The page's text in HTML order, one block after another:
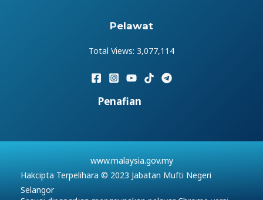
Pelawat
Total Views: 3,077,114
Penafian
www.malaysia.gov.my
Hakcipta Terpelihara © 2023 Jabatan Mufti Negeri
Selangor